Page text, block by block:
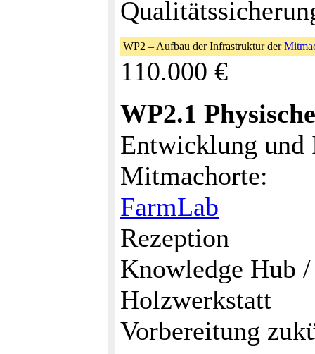
WP2 – Aufbau der Infrastruktur der
110.000 €
WP2.1
Entwicklung und
Mitmachorte:
FarmLab
Rezeption
Knowledge Hub
Holzwerkstatt
Vorbereitung